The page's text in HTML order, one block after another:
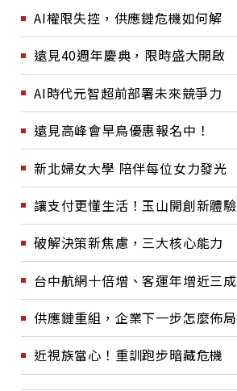
AI權限失控，供應鏈危機如何解
遠見40週年慶典，限時盛大開啟
AI時代元智超前部署未來競爭力
遠見高峰會早鳥優惠報名中！
新北婦女大學 陪伴每位女力發光
讓支付更懂生活！玉山開創新體驗
破解決策新焦慮，三大核心能力
台中航網十倍增、客運年增近三成
供應鏈重組，企業下一步怎麼佈局
近視族當心！重訓跑步暗藏危機